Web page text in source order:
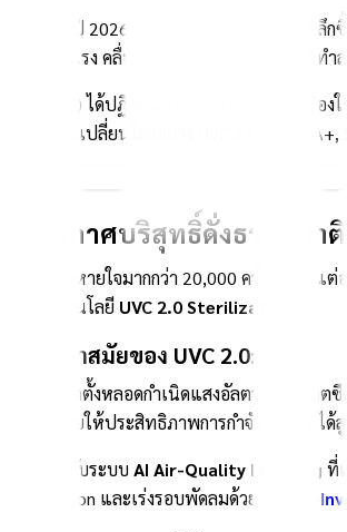
ก้าวเข้าสู่ปี 2026 คำว่า "บ้าน" มีความหมาย
ความรุนแรง คลื่นความร้อน (Heatwave) ที่ท
CHiQ (ชิก) ได้ปฏิวัติแนวคิดการออกแบบเครื่
นวัตกรรมเปลี่ยนโลกอย่าง UVC 2.0,
1. อากาศบริสุทธิ์ดั่งธรรมชา
เราสูดลมหายใจมากกว่า 20,000 ครั้งต่อวัน
ด้วยเทคโนโลยี UVC 2.0 Sterilization
ความล้ำสมัยของ UVC 2.0:
ระบบนี้ติดตั้งหลอดกำเนิดแสงอัลตราไวโอเล
เครื่อง โดยให้ประสิทธิภาพการกำจัดเชื้อโรค
ทำงานคู่กับระบบ AI Air-Quality Mapping ที่
Purification และเร่งรอบพัดลมด้วย
AI Eco-